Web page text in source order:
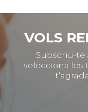
VOLS
Subscriu-te
selecciona les